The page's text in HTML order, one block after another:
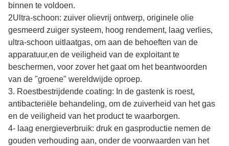
binnen te voldoen.
2Ultra-schoon: zuiver olievrij ontwerp, originele olie
gesmeerd zuiger systeem, hoog rendement, laag verlies,
ultra-schoon uitlaatgas, om aan de behoeften van de
apparatuur,en de veiligheid van de exploitant te
beschermen, voor zover het gaat om het beantwoorden
van de "groene" wereldwijde oproep.
3. Roestbestrijdende coating: In de gastenk is roest,
antibacteriële behandeling, om de zuiverheid van het gas
en de veiligheid van het product te waarborgen.
4- laag energieverbruik: druk en gasproductie nemen de
gouden verhouding aan, onder de voorwaarden van het